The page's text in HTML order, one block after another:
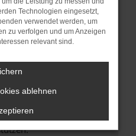
nicht nur ein
kann auch dazu
Funktionen nicht mehr
Schritte versucht
Wir werden
um uns bei der
Technologien eingesetzt,
verwendet werden, um
zu verfolgen und um Anzeigen
relevant sind.
ablehnen